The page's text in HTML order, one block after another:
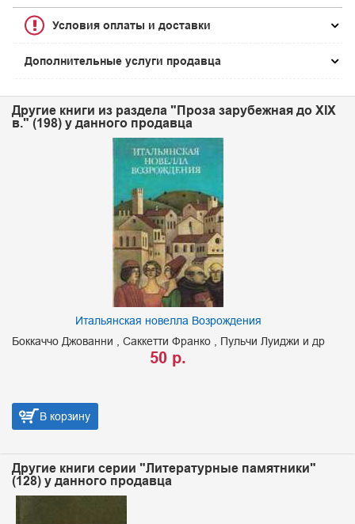
Условия оплаты и доставки
Дополнительные услуги продавца
Другие книги из раздела "Проза зарубежная до XIX
в." (198) у данного продавца
Итальянская новелла Возрождения
Боккаччо Джованни
Саккетти Франко Пульчи Луиджи и др
50 р.
В корзину
Другие книги серии "Литературные памятники"
(128) у данного продавца